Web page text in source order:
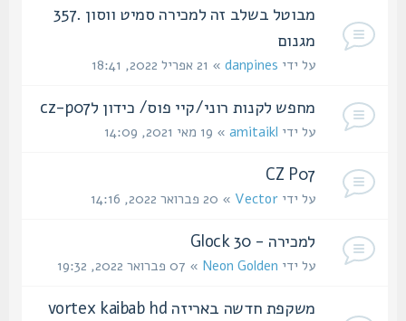
מבוטל בשלב זה למכירה סמיט ווסון .357
מגנום
על ידיdanpines» 21 אפריל 2022, 18:41
מחפש לקנות רוני/קיי פוס/ כידון לcz-p07
על ידיamitaikl» 19 מאי 2021, 14:09
CZ P07
על ידיVector» 20 פברואר 2022, 14:16
למכירה - Glock 30
על ידיNeon Golden» 07 פברואר 2022, 19:32
משקפת חדשה באריזה vortex kaibab hd